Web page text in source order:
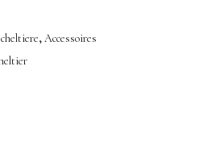
| Kinderuhren
| Leuchten
| Seife & Kerzen
,Accessoires